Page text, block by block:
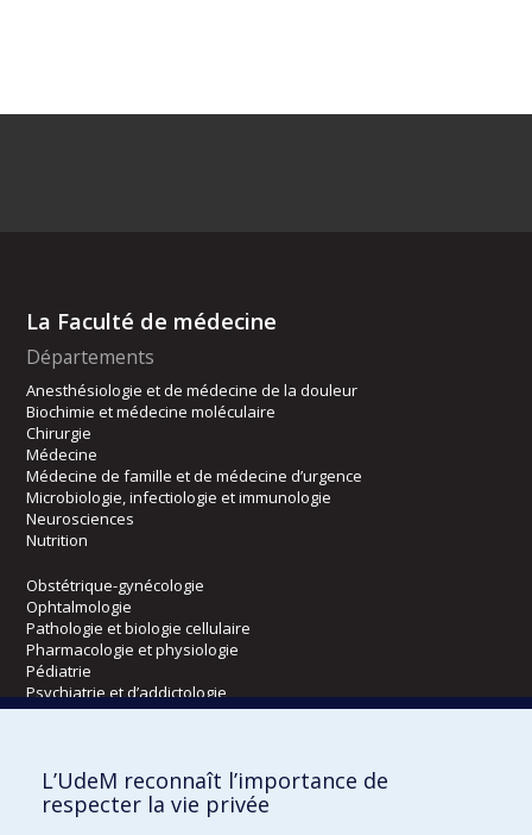
La Faculté de médecine
Départements
Anesthésiologie et de médecine de la douleur
Biochimie et médecine moléculaire
Chirurgie
Médecine
Médecine de famille et de médecine d’urgence
Microbiologie, infectiologie et immunologie
Neurosciences
Nutrition
Obstétrique-gynécologie
Ophtalmologie
Pathologie et biologie cellulaire
Pharmacologie et physiologie
Pédiatrie
Psychiatrie et d’addictologie
Radiologie, radio-oncologie et médecine nucléaire
Écoles
L’UdeM reconnaît l’importance de
respecter la vie privée